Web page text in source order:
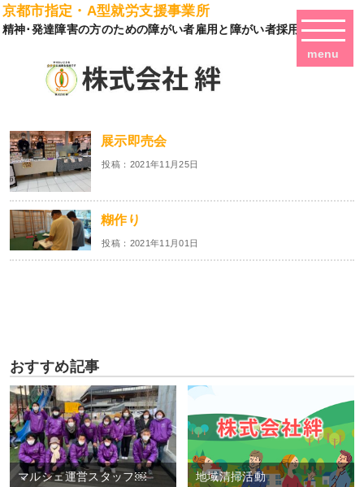
menu
京都市指定・A型就労支援事業所
精神･発達障害の方のための障がい者雇用と障がい者採用
展示即売会
投稿：2021年11月25日
糊作り
投稿：2021年11月01日
おすすめ記事
マルシェ運営スタッフ￼ 地域清掃活動